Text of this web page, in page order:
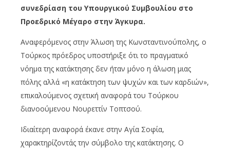
συνεδρίαση του Υπουργικού Συμβουλίου στο
Προεδρικό Μέγαρο στην Άγκυρα.
Αναφερόμενος στην Άλωση της Κωνσταντινούπολης, ο
Τούρκος πρόεδρος υποστήριξε ότι το πραγματικό
νόημα της κατάκτησης δεν ήταν μόνο η άλωση μιας
πόλης αλλά «η κατάκτηση των ψυχών και των καρδιών»,
επικαλούμενος σχετική αναφορά του Τούρκου
διανοούμενου Νουρεττίν Τοπτσού.
Ιδιαίτερη αναφορά έκανε στην Αγία Σοφία,
χαρακτηρίζοντάς την σύμβολο της κατάκτησης. Ο